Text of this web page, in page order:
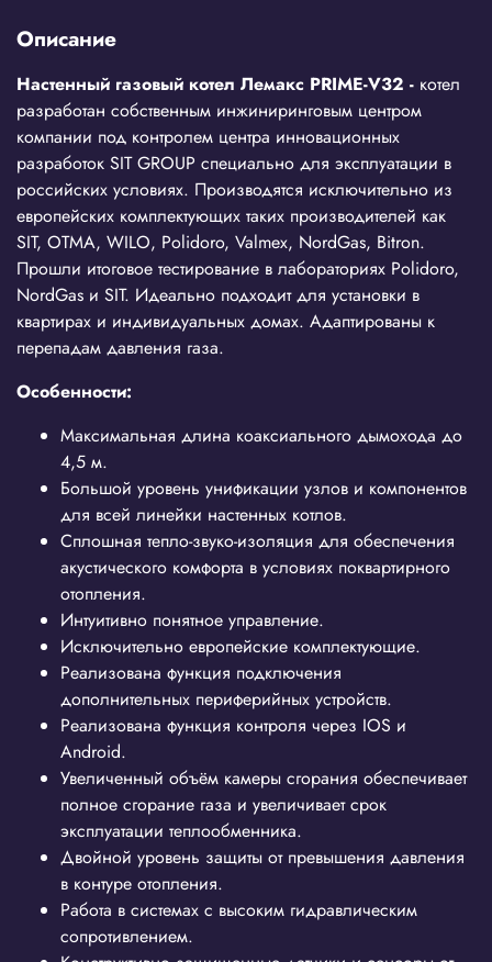
Описание
Настенный газовый котел Лемакс PRIME-V32 - котел
разработан собственным инжиниринговым центром
компании под контролем центра инновационных
разработок SIT GROUP специально для эксплуатации в
российских условиях. Производятся исключительно из
европейских комплектующих таких производителей как
SIT, OTMA, WILO, Polidoro, Valmex, NordGas, Bitron.
Прошли итоговое тестирование в лабораториях Polidoro,
NordGas и SIT. Идеально подходит для установки в
квартирах и индивидуальных домах. Адаптированы к
перепадам давления газа.
Особенности:
Максимальная длина коаксиального дымохода до
4,5 м.
Большой уровень унификации узлов и компонентов
для всей линейки настенных котлов.
Сплошная тепло-звуко-изоляция для обеспечения
акустического комфорта в условиях поквартирного
отопления.
Интуитивно понятное управление.
Исключительно европейские комплектующие.
Реализована функция подключения
дополнительных периферийных устройств.
Реализована функция контроля через IOS и
Android.
Увеличенный объём камеры сгорания обеспечивает
полное сгорание газа и увеличивает срок
эксплуатации теплообменника.
Двойной уровень защиты от превышения давления
в контуре отопления.
Работа в системах с высоким гидравлическим
сопротивлением.